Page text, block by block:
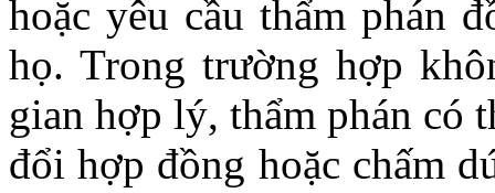
hoặc yêu cầu thẩm phán
họ. Trong trường hợp
gian hợp lý, thẩm phán có
đổi hợp đồng hoặc chấm